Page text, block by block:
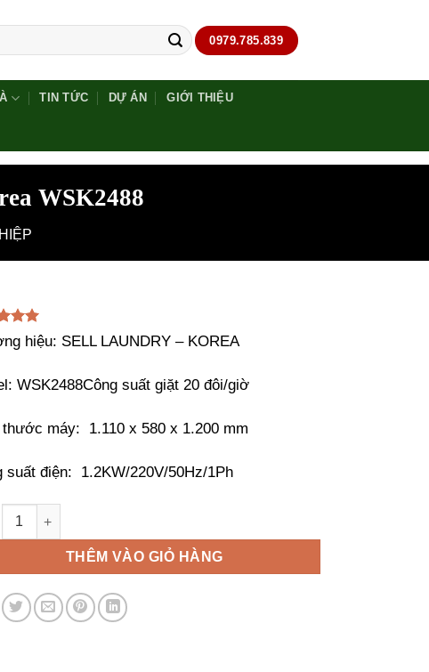
0979.785.839
TIN TỨC DỰ ÁN GIỚI THIỆU
WSK2488
5
hiệu: SELL LAUNDRY – KOREA
WSK2488Công suất giặt 20 đôi/giờ
máy: 1.110 x 580 x 1.200 mm
suất điện: 1.2KW/220V/50Hz/1Ph
Giặt Giày Công Nghiệp Sell Laundry Korea WSK2488 số lượng
THÊM VÀO GIỎ HÀNG